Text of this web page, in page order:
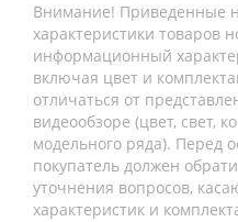
Внимание! Приведенные
характеристики товаров
информационный
включая цвет и
отличаться от
видеообзоре (цвет, свет,
модельного ряда). Перед
покупатель должен
уточнения вопросов,
характеристик и